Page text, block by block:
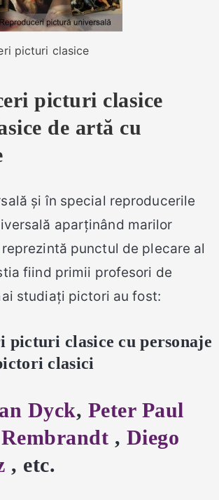
picturi clasice
picturi clasice
de artă cu
și în special reproducerile
aparținând marilor
punctul de plecare al
fiind primii profesori de
studiați pictori au fost:
picturi clasice cu personaje
clasici
Dyck, Peter Paul
Rembrandt , Diego
, etc.